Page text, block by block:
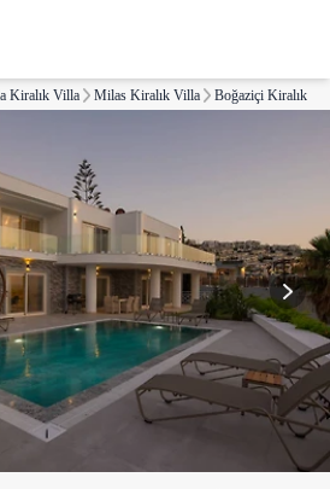
Kiralık Villa Milas Kiralık Villa Boğaziçi Kiralık